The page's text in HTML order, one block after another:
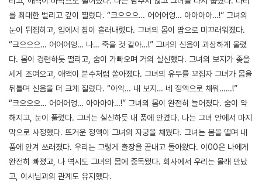
를 최대한 벌리고 깊이 찔렀다. “크으으으… 어어어엉… 아아아아…!” 그녀의
눈이 뒤집히고, 입에서 침이 흘러내렸다. 그녀의 몸이 땀으로 미끄러워졌다.
“크으으으… 어어어엉… 나… 죽을 것 같아…!” 그녀의 신음이 괴상하게 울렸
다. 몸이 경련하듯 떨리고, 숨이 가빠오며 거의 실신했다. 그녀의 보지가 좆을
세게 조여오고, 애액이 분수처럼 쏟아졌다. 그녀의 유두를 꼬집자 그녀가 몸을
뒤틀며 신음을 더 크게 질렀다. “아악… 내 보지… 네 정액으로 채워……!”
“크으으으… 어어어엉… 아아아아…!” 그녀의 몸이 완전히 늘어졌다. 숨이 약
해지고, 눈이 풀렸다. 그녀는 실신하듯 내 품에 안겼다. 나는 그녀 안에서 마지
막으로 사정했다. 뜨거운 정액이 그녀의 자궁을 채웠다. 그녀는 몸을 떨며 내
품에 안겨 쓰러졌다. 우리는 그렇게 출장을 끝내고 돌아왔다. 이00은 나에게
완전히 빠졌고, 나 역시도 그녀의 몸에 중독됐다. 회사에서 우리는 몰래 만났
고, 이사님과의 관계도 유지했다.